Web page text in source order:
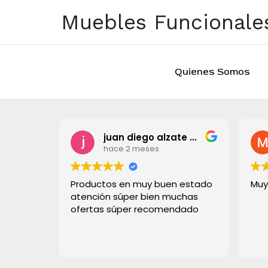
Muebles
Quienes Somos
juan diego alzate grisales
hace 2 meses
Productos en muy buen estado
atención súper bien muchas
ofertas súper recomendado